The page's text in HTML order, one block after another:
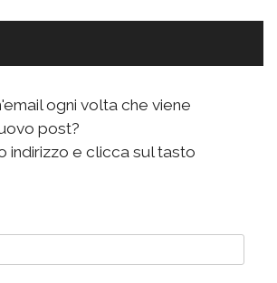
ogni volta che viene
post?
indirizzo e clicca sul tasto